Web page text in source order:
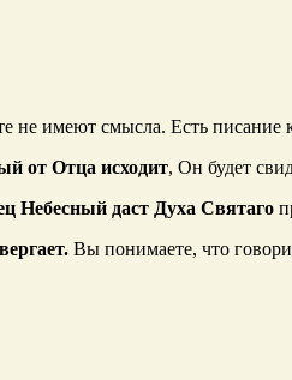
не имеют смысла. Есть писание
от Отца исходит, Он будет
Небесный даст Духа Святаго
Вы понимаете, что